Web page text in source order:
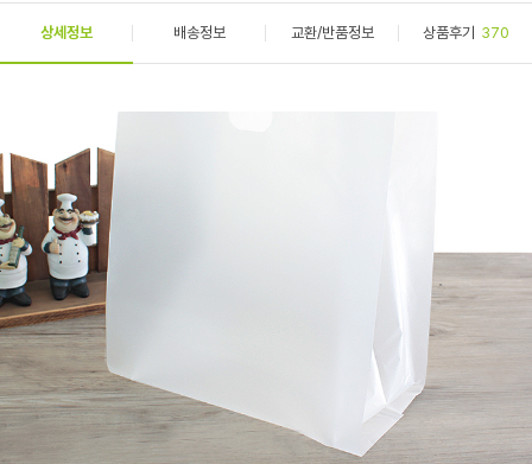
상세정보 배송정보 교환/반품정보 상품후기 370